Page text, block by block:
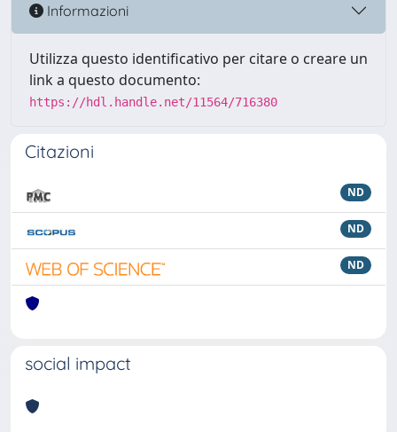
Informazioni
Utilizza questo identificativo per citare o creare un
link a questo documento:
https://hdl.handle.net/11564/716380
Citazioni
ND
ND
ND
social impact